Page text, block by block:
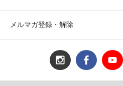
メルマガ登録・解除